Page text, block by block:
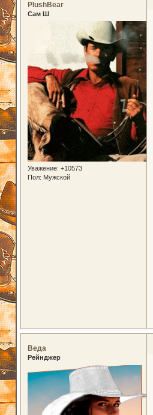
PlushBear
Сам Ш
Уважение: +10573
Пол: Мужской
Веда
Рейнджер